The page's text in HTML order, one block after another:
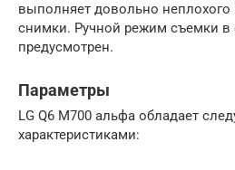
выполняет довольно неплохого
снимки. Ручной режим съемки в
предусмотрен.
Параметры
LG Q6 M700 альфа обладает
характеристиками: